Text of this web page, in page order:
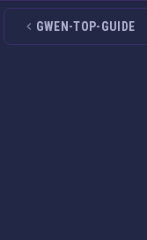
GWEN-TOP-GUIDE